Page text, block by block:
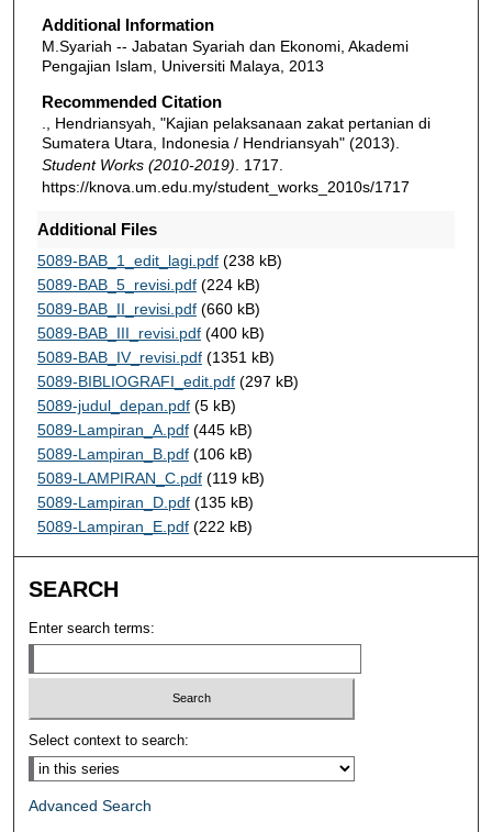
Additional Information
M.Syariah -- Jabatan Syariah dan Ekonomi, Akademi
Pengajian Islam, Universiti Malaya, 2013
Recommended Citation
., Hendriansyah, "Kajian pelaksanaan zakat pertanian di
Sumatera Utara, Indonesia / Hendriansyah" (2013).
Student Works (2010-2019) . 1717.
https://knova.um.edu.my/student_works_2010s/1717
Additional Files
5089-BAB_1_edit_lagi.pdf(238 kB)
5089-BAB_5_revisi.pdf(224 kB)
5089-BAB_II_revisi.pdf(660 kB)
5089-BAB_III_revisi.pdf(400 kB)
5089-BAB_IV_revisi.pdf(1351 kB)
5089-BIBLIOGRAFI_edit.pdf(297 kB)
5089-judul_depan.pdf(5 kB)
5089-Lampiran_A.pdf(445 kB)
5089-Lampiran_B.pdf(106 kB)
5089-LAMPIRAN_C.pdf(119 kB)
5089-Lampiran_D.pdf(135 kB)
5089-Lampiran_E.pdf(222 kB)
SEARCH
Enter search terms:
Select context to search:
Advanced Search